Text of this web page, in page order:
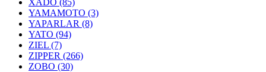
XADO (85)
YAMAMOTO (3)
YAPARLAR (8)
YATO (94)
ZIEL (7)
ZIPPER (266)
ZOBO (30)